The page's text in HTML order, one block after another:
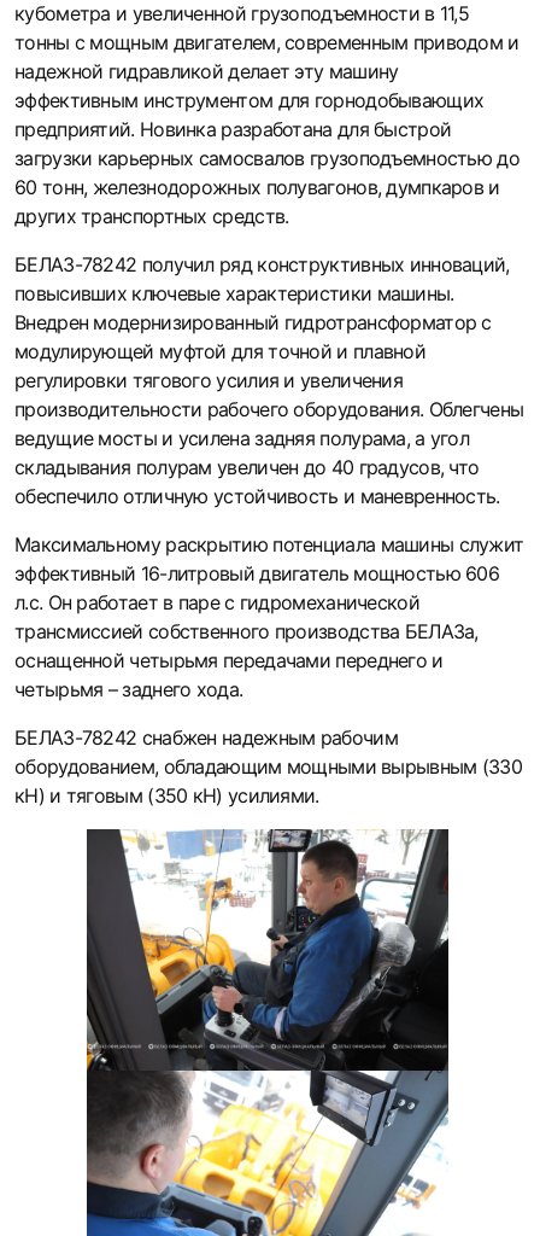
кубометра и увеличенной грузоподъемности в 11,5
тонны с мощным двигателем, современным приводом и
надежной гидравликой делает эту машину
эффективным инструментом для горнодобывающих
предприятий. Новинка разработана для быстрой
загрузки карьерных самосвалов грузоподъемностью до
60 тонн, железнодорожных полувагонов, думпкаров и
других транспортных средств.
БЕЛАЗ-78242 получил ряд конструктивных инноваций,
повысивших ключевые характеристики машины.
Внедрен модернизированный гидротрансформатор с
модулирующей муфтой для точной и плавной
регулировки тягового усилия и увеличения
производительности рабочего оборудования. Облегчены
ведущие мосты и усилена задняя полурама, а угол
складывания полурам увеличен до 40 градусов, что
обеспечило отличную устойчивость и маневренность.
Максимальному раскрытию потенциала машины служит
эффективный 16-литровый двигатель мощностью 606
л.с. Он работает в паре с гидромеханической
трансмиссией собственного производства БЕЛАЗа,
оснащенной четырьмя передачами переднего и
четырьмя – заднего хода.
БЕЛАЗ-78242 снабжен надежным рабочим
оборудованием, обладающим мощными вырывным (330
кН) и тяговым (350 кН) усилиями.